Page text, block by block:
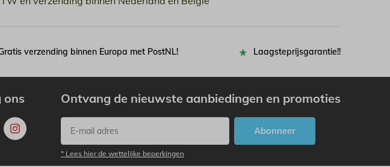
verzending binnen Europa met PostNL! Laagsteprijsgarantie!!
ons Ontvang de nieuwste aanbiedingen en promoties
Abonneer
* Lees hier de wettelijke beperkingen